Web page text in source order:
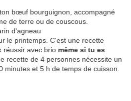
bœuf bourguignon, accompagné
de terre ou de couscous.
d'agneau
le printemps. C'est une recette
réussir avec brio même si tu es
recette de 4 personnes nécessite un
minutes et 5 h de temps de cuisson.